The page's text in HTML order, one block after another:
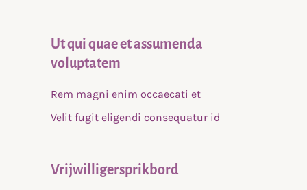
Ut qui quae et assumenda
voluptatem
Rem magni enim occaecati et
Velit fugit eligendi consequatur id
Vrijwilligersprikbord